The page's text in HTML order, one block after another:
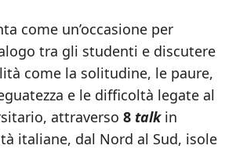
come un’occasione per
tra gli studenti e discutere
come la solitudine, le paure,
e le difficoltà legate al
attraverso 8 talkin
italiane, dal Nord al Sud, isole